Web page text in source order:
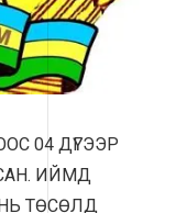
04 ДҮГЭЭР
ИЙМД
ТӨСӨЛД